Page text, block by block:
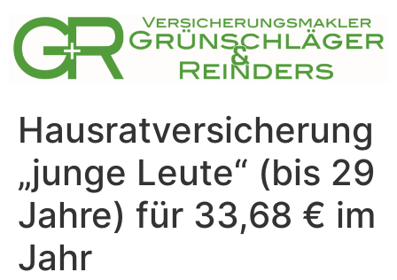
Inhalt
springen
Hausratversicherung
„junge Leute“ (bis 29
Jahre) für 33,68 € im
Jahr